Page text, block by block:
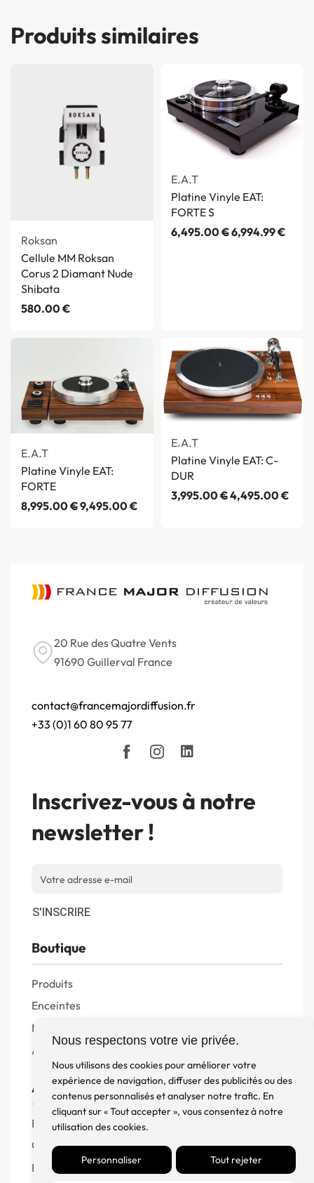
Nous respectons votre vie privée.
Nous utilisons des cookies pour améliorer votre
expérience de navigation, diffuser des publicités ou des
contenus personnalisés et analyser notre trafic. En
cliquant sur « Tout accepter », vous consentez à notre
utilisation des cookies.
Personnaliser Tout rejeter
Produits similaires
Roksan
Cellule MM Roksan
Corus 2 Diamant Nude
Shibata
580.00€
E.A.T
Platine Vinyle EAT:
FORTE S
6,495.00€6,994.99€
E.A.T
Platine Vinyle EAT:
FORTE
8,995.00€9,495.00€
E.A.T
Platine Vinyle EAT: C-
DUR
3,995.00€4,495.00€
20 Rue des Quatre Vents
91690 Guillerval France
contact@francemajordiffusion.fr
+33 (0)1 60 80 95 77
Inscrivez-vous à notre
newsletter !
S'INSCRIRE
Boutique
Produits
Enceintes
Meuble, Rack et Support
Accessoires
Aide
FAQ
CGV
Remboursement et échanges